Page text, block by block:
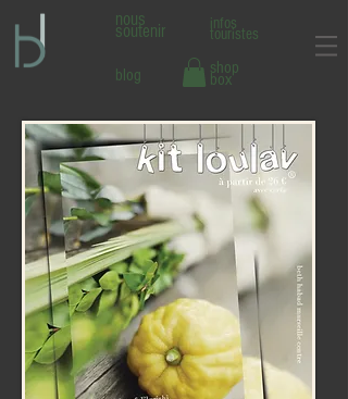
nous
soutenir infos
touristes
blog shop
box